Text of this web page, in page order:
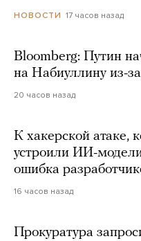
НОВОСТИ 17 часов назад
Bloomberg: Путин
на Набиуллину из-
20 часов назад
К хакерской атаке,
устроили ИИ-
ошибка
16 часов назад
Прокуратура